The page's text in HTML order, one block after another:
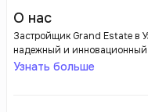
О нас
Застройщик Grand Estate в
надежный и
Компания активно
Узнать больше